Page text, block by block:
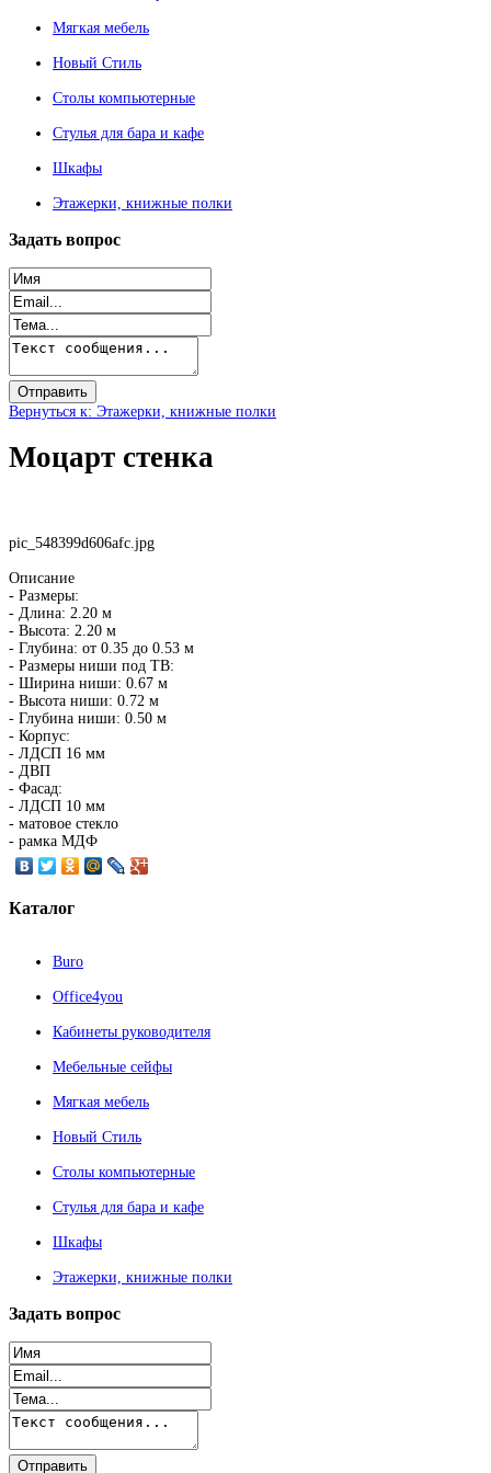
Мягкая мебель
Новый Стиль
Столы компьютерные
Стулья для бара и кафе
Шкафы
Этажерки, книжные полки
Задать вопрос
Вернуться к: Этажерки, книжные полки
Моцарт стенка
pic_548399d606afc.jpg
Описание
- Размеры:
- Длина: 2.20 м
- Высота: 2.20 м
- Глубина: от 0.35 до 0.53 м
- Размеры ниши под ТВ:
- Ширина ниши: 0.67 м
- Высота ниши: 0.72 м
- Глубина ниши: 0.50 м
- Корпус:
- ЛДСП 16 мм
- ДВП
- Фасад:
- ЛДСП 10 мм
- матовое стекло
- рамка МДФ
Каталог
Buro
Office4you
Кабинеты руководителя
Мебельные сейфы
Мягкая мебель
Новый Стиль
Столы компьютерные
Стулья для бара и кафе
Шкафы
Этажерки, книжные полки
Задать вопрос